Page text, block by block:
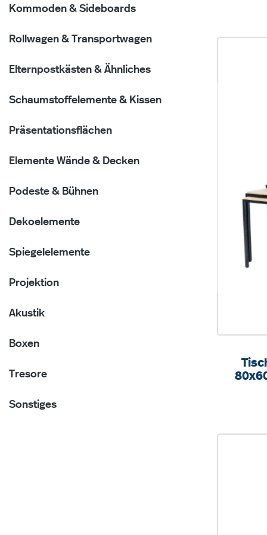
Kommoden & Sideboards
Rollwagen & Transportwagen
Elternpostkästen & Ähnliches
Schaumstoffelemente & Kissen
Präsentationsflächen
Elemente Wände & Decken
Podeste & Bühnen
Dekoelemente
Spiegelelemente
Projektion
Akustik
Boxen
Tresore
Sonstiges